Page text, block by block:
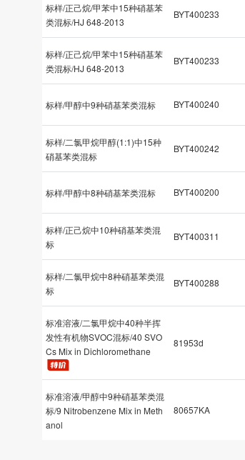
标样/正己烷/甲苯中15种硝基苯
类混标/HJ 648-2013
BYT400233
标样/正己烷/甲苯中15种硝基苯
类混标/HJ 648-2013
BYT400233
标样/甲醇中9种硝基苯类混标 BYT400240
标样/二氯甲烷甲醇(1:1)中15种
硝基苯类混标
BYT400242
标样/甲醇中8种硝基苯类混标 BYT400200
标样/正己烷中10种硝基苯类混
标
BYT400311
标样/二氯甲烷中8种硝基苯类混
标
BYT400288
标准溶液/二氯甲烷中40种半挥
发性有机物SVOC混标/40 SVO
Cs Mix in Dichloromethane
81953d
标准溶液/甲醇中9种硝基苯类混
标/9 Nitrobenzene Mix in Meth
anol
80657KA